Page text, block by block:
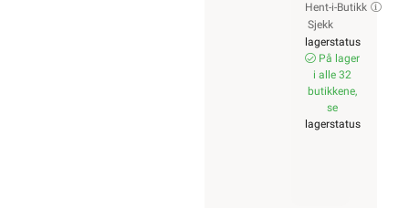
Hent-i-Butikk
Sjekk
lagerstatus
På lager
i alle 32
butikkene,
se
lagerstatus